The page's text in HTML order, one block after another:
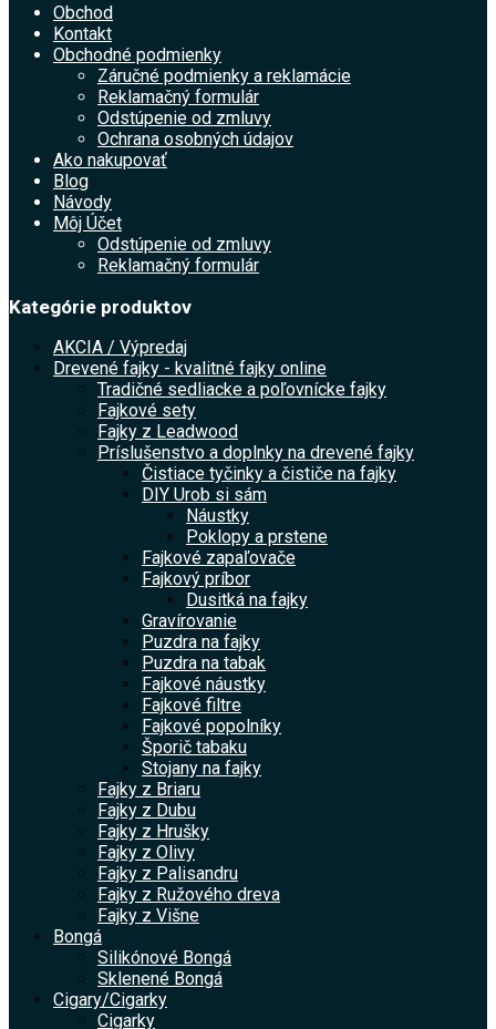
Obchod
Kontakt
Obchodné podmienky
Záručné podmienky a reklamácie
Reklamačný formulár
Odstúpenie od zmluvy
Ochrana osobných údajov
Ako nakupovať
Blog
Návody
Môj Účet
Odstúpenie od zmluvy
Reklamačný formulár
Kategórie produktov
AKCIA / Výpredaj
Drevené fajky - kvalitné fajky online
Tradičné sedliacke a poľovnícke fajky
Fajkové sety
Fajky z Leadwood
Príslušenstvo a doplnky na drevené fajky
Čistiace tyčinky a čističe na fajky
DIY Urob si sám
Náustky
Poklopy a prstene
Fajkové zapaľovače
Fajkový príbor
Dusitká na fajky
Gravírovanie
Puzdra na fajky
Puzdra na tabak
Fajkové náustky
Fajkové filtre
Fajkové popolníky
Šporič tabaku
Stojany na fajky
Fajky z Briaru
Fajky z Dubu
Fajky z Hrušky
Fajky z Olivy
Fajky z Palisandru
Fajky z Ružového dreva
Fajky z Višne
Bongá
Silikónové Bongá
Sklenené Bongá
Cigary/Cigarky
Cigarky